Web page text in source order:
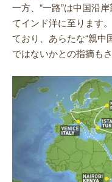
一方、“一路”は中国沿
てインド洋に至ります
ており、あらたな“親中
ではないかとの指摘もさ